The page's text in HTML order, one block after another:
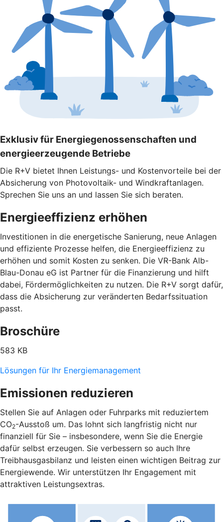
Exklusiv für Energiegenossenschaften und
energieerzeugende Betriebe
Die R+V bietet Ihnen Leistungs- und Kostenvorteile bei der
Absicherung von Photovoltaik- und Windkraftanlagen.
Sprechen Sie uns an und lassen Sie sich beraten.
Energieeffizienz erhöhen
Investitionen in die energetische Sanierung, neue Anlagen
und effiziente Prozesse helfen, die Energieeffizienz zu
erhöhen und somit Kosten zu senken. Die VR-Bank Alb-
Blau-Donau eG ist Partner für die Finanzierung und hilft
dabei, Fördermöglichkeiten zu nutzen. Die R+V sorgt dafür,
dass die Absicherung zur veränderten Bedarfssituation
passt.
Broschüre
583 KB
Lösungen für Ihr Energiemanagement
Emissionen reduzieren
Stellen Sie auf Anlagen oder Fuhrparks mit reduziertem
CO2-Ausstoß um. Das lohnt sich langfristig nicht nur
finanziell für Sie – insbesondere, wenn Sie die Energie
dafür selbst erzeugen. Sie verbessern so auch Ihre
Treibhausgasbilanz und leisten einen wichtigen Beitrag zur
Energiewende. Wir unterstützen Ihr Engagement mit
attraktiven Leistungsextras.